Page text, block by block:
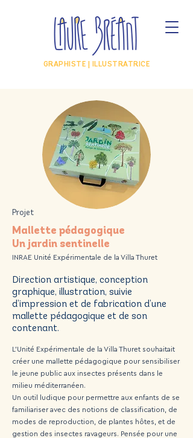
GRAPHISTE | ILLUSTRATRICE
Projet
Mallette pédagogique
Un jardin sentinelle
INRAE Unité Expérimentale de la Villa Thuret
Direction artistique, conception
graphique, illustration, suivie
d’impression et de fabrication d’une
mallette pédagogique et de son
contenant.
L’Unité Expérimentale de la Villa Thuret souhaitait
créer une mallette pédagogique pour sensibiliser
le jeune public aux insectes présents dans le
milieu méditerranéen.
Un outil ludique pour permettre aux enfants de se
familiariser avec des notions de classification, de
modes de reproduction, de plantes hôtes, et de
gestion des insectes ravageurs. Pensée pour une